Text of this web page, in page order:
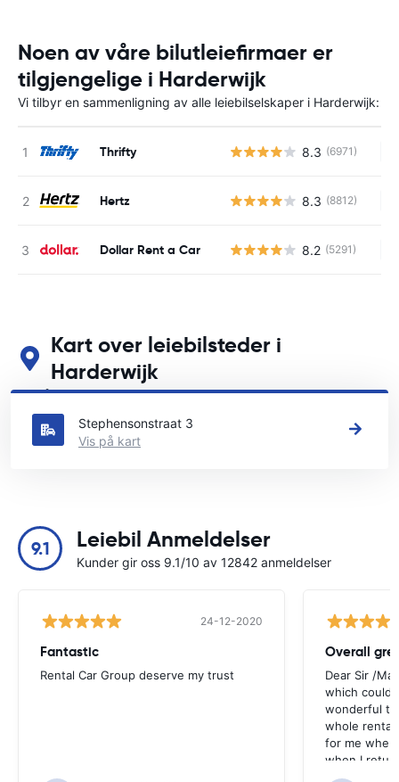
Noen av våre bilutleiefirmaer er
tilgjengelige i Harderwijk
Vi tilbyr en sammenligning av alle leiebilselskaper i Harderwijk:
Thrifty 8.3 (6971)
Hertz 8.3 (8812)
Dollar Rent a Car 8.2 (5291)
Kart over leiebilsteder i
Harderwijk
Se våre viktigste bilutleiesteder i Harderwijk
Stephensonstraat 3
Vis på kart
9.1 Leiebil Anmeldelser
Kunder gir oss 9.1/10 av 12842 anmeldelser
24-12-2020
Fantastic
Rental Car Group deserve my trust
Overall
Dear Sir /
which could
wonderful to
whole
for me
when I